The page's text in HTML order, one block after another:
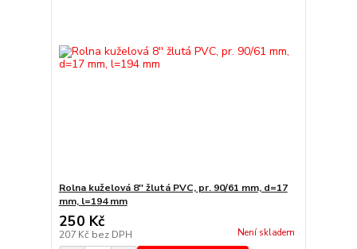
Rolna kuželová 8'' žlutá PVC, pr. 90/61 mm, d=17
mm, l=194 mm
250 Kč
207 Kč bez DPH Není skladem